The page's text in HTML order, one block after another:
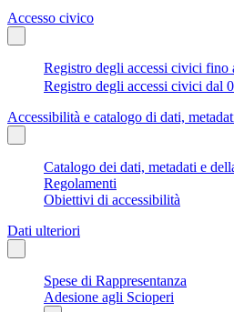
Accesso civico
Registro degli accessi civici fino
Registro degli accessi civici dal
Accessibilità e catalogo di dati,
Catalogo dei dati, metadati e
Regolamenti
Obiettivi di accessibilità
Dati ulteriori
Spese di Rappresentanza
Adesione agli Scioperi